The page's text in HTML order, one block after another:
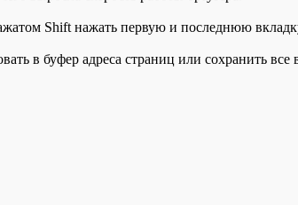
Shift нажать первую и последнюю
в буфер адреса страниц или сохранить